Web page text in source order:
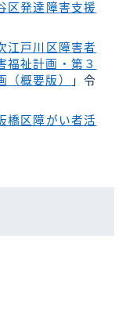
区発達障害支援
江戸川区障害者
福祉計画・第３
（概要版）
」令
橋区障がい者活